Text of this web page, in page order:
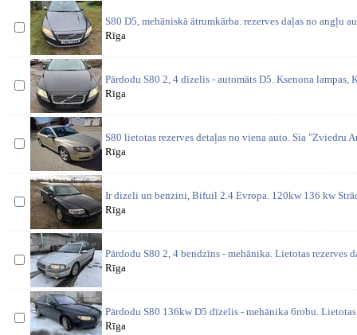
S80 D5, mehāniskā ātrumkārba. rezerves daļas no angļu
Rīga
Pārdodu S80 2, 4 dīzelis - automāts D5. Ksenona lampas,
Rīga
S80 lietotas rezerves detaļas no viena auto. Sia "Zviedru
Rīga
Ir dizeli un benzini, Bifuil 2.4 Evropa. 120kw 136 kw
Rīga
Pārdodu S80 2, 4 bendzīns - mehānika. Lietotas rezerves
Rīga
Pārdodu S80 136kw D5 dīzelis - mehānika 6robu. Lietotas
Rīga